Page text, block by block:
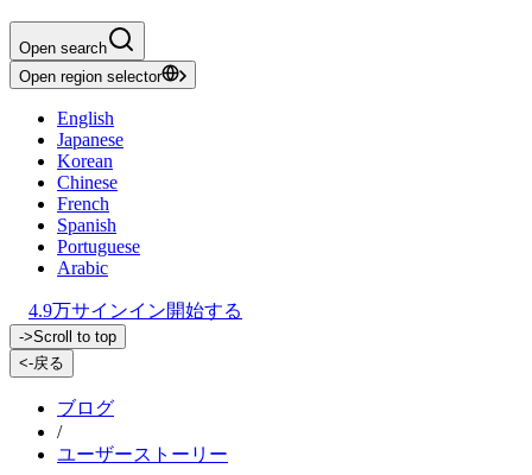
Open search
Open region selector
English
Japanese
Korean
Chinese
French
Spanish
Portuguese
Arabic
4.9万サインイン開始する
->Scroll to top
<-戻る
ブログ
/
ユーザーストーリー